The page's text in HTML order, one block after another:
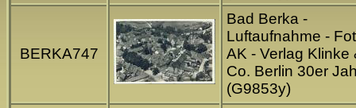
BERKA747
Bad Berka -
Luftaufnahme -
AK - Verlag Klinke
Co. Berlin 30er
(G9853y)